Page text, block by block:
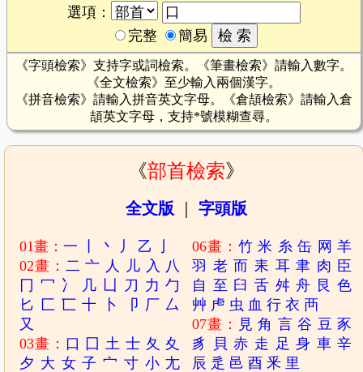
選項：
完整
簡易
《字頭檢索》支持字或詞檢索。《筆畫檢索》請輸入數字。
《全文檢索》至少輸入兩個漢字。
《拼音檢索》請輸入拼音英文字母。《倉頡檢索》請輸入倉
頡英文字母，支持*號模糊查尋。
《部首檢索》
全文版 ｜ 字頭版
01畫：一 丶 丿 乙
02畫： 二 亠 人 儿 入
八
冂 冖 冫 几 刀 力 勹
匕 匚 匸 十 卜 卩 厂 厶
又
03畫： 口 囗 土 士 夂 夊
夕 大 女 子 宀 寸 小 尢
06畫： 竹 米 糸 缶 网 羊
羽 老 而 耒 耳 聿 肉 臣
自 至 臼 舌 舛 舟 艮 色
艸 虍 虫 血 行 衣 襾
07畫： 見 角 言 谷 豆 豕
豸
貝 赤 走 足 身 車 辛
辰 辵 邑 酉 釆 里